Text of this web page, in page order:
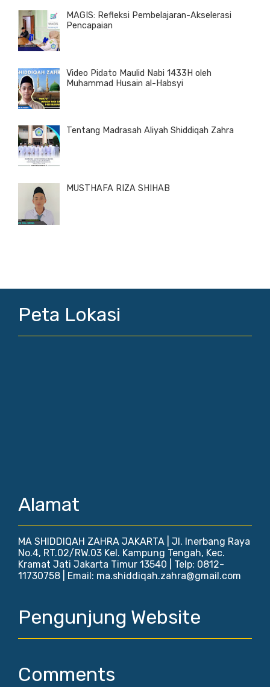
MAGIS: Refleksi Pembelajaran-Akselerasi
Pencapaian
Video Pidato Maulid Nabi 1433H oleh
Muhammad Husain al-Habsyi
Tentang Madrasah Aliyah Shiddiqah Zahra
MUSTHAFA RIZA SHIHAB
Peta Lokasi
Alamat
MA SHIDDIQAH ZAHRA JAKARTA | Jl. Inerbang Raya
No.4, RT.02/RW.03 Kel. Kampung Tengah, Kec.
Kramat Jati Jakarta Timur 13540 | Telp: 0812-
11730758 | Email: ma.shiddiqah.zahra@gmail.com
Pengunjung Website
Comments